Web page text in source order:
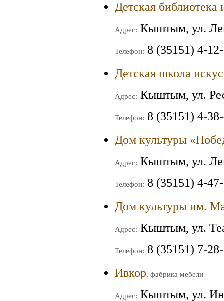
Детская
Адрес: Кыштым, ул.
Телефон: 8 (35151) 4-
Детская школа
Адрес: Кыштым, ул.
Телефон: 8 (35151) 4-
Дом культуры
Адрес: Кыштым, ул.
Телефон: 8 (35151) 4-
Дом культуры им.
Адрес: Кыштым, ул.
Телефон: 8 (35151) 7-
Ивкор, фабрика мебели
Адрес: Кыштым, ул.